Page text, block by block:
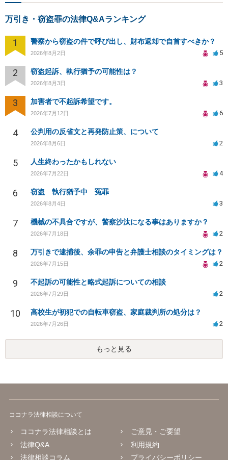
万引き・窃盗罪の法律Q&Aランキング
1 警察から窃盗の件で呼び出し、財布返却で自首すべきか？
2026年8月2日 5
2 窃盗起訴、執行猶予の可能性は？
2026年8月3日 3
3 加害者で不起訴希望です。
2026年7月12日 6
4 公判用の反省文と再発防止策、について
2026年8月6日 2
5 人生終わったかもしれない
2026年7月22日 4
6 窃盗 執行猶予中 冤罪
2026年8月4日 3
7 機械の不具合ですが、警察沙汰になる事はありますか？
2026年7月18日 2
8 万引きで逮捕後、余罪の申告と弁護士相談のタイミングは？
2026年7月15日 2
9 不起訴の可能性と略式起訴についての相談
2026年7月29日 2
10 高校生が初犯での自転車窃盗、家庭裁判所の処分は？
2026年7月26日 2
もっと見る
ココナラ法律相談について
ココナラ法律相談とは
法律Q&A
法律相談コラム
ご意見・ご要望
利用規約
プライバシーポリシー